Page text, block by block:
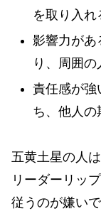
を取り入
影響力があ
り、周囲
責任感が強
ち、他人の
五黄土星の人
リーダーリッ
従うのが嫌い